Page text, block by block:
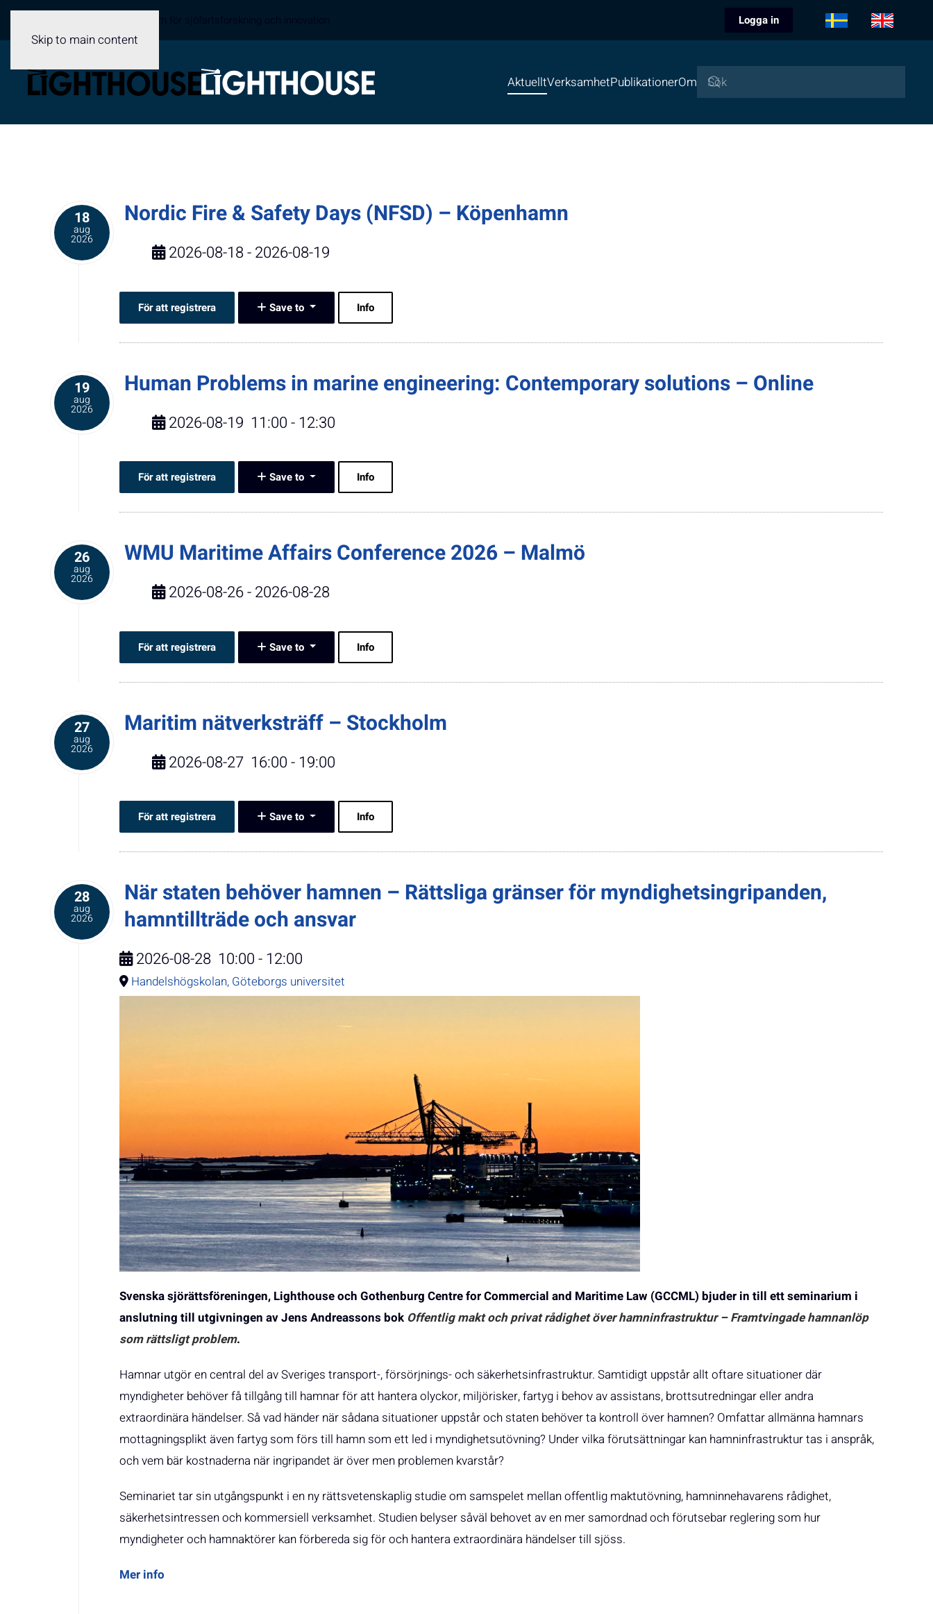
Skip to main content
Logga in
AktuelltVerksamhetPublikationerOm
18
aug
2026
Nordic Fire & Safety Days (NFSD) – Köpenhamn
2026-08-18 - 2026-08-19
För att registrera Save to Info
19
aug
2026
Human Problems in marine engineering: Contemporary solutions – Online
2026-08-19 11:00- 12:30
För att registrera Save to Info
26
aug
2026
WMU Maritime Affairs Conference 2026 – Malmö
2026-08-26 - 2026-08-28
För att registrera Save to Info
27
aug
2026
Maritim nätverksträff – Stockholm
2026-08-27 16:00- 19:00
För att registrera Save to Info
28
aug
2026
När staten behöver hamnen – Rättsliga gränser för myndighetsingripanden,
hamntillträde och ansvar
2026-08-28 10:00- 12:00
Handelshögskolan, Göteborgs universitet
Svenska sjörättsföreningen, Lighthouse och Gothenburg Centre for Commercial and Maritime Law (GCCML) bjuder in till ett seminarium i
anslutning till utgivningen av Jens Andreassons bok Offentlig makt och privat rådighet över hamninfrastruktur – Framtvingade hamnanlöp
som rättsligt problem.
Hamnar utgör en central del av Sveriges transport-, försörjnings- och säkerhetsinfrastruktur. Samtidigt uppstår allt oftare situationer där
myndigheter behöver få tillgång till hamnar för att hantera olyckor, miljörisker, fartyg i behov av assistans, brottsutredningar eller andra
extraordinära händelser. Så vad händer när sådana situationer uppstår och staten behöver ta kontroll över hamnen? Omfattar allmänna hamnars
mottagningsplikt även fartyg som förs till hamn som ett led i myndighetsutövning? Under vilka förutsättningar kan hamninfrastruktur tas i anspråk,
och vem bär kostnaderna när ingripandet är över men problemen kvarstår?
Seminariet tar sin utgångspunkt i en ny rättsvetenskaplig studie om samspelet mellan offentlig maktutövning, hamninnehavarens rådighet,
säkerhetsintressen och kommersiell verksamhet. Studien belyser såväl behovet av en mer samordnad och förutsebar reglering som hur
myndigheter och hamnaktörer kan förbereda sig för och hantera extraordinära händelser till sjöss.
Mer info